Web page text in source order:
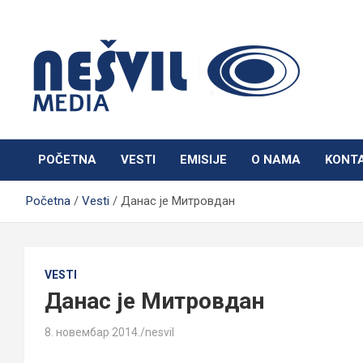
Nešvil Media Bogatić
POČETNA VESTI EMISIJE O NAMA
Početna Vesti Данас је Митровдан
VESTI
Данас је Митровдан
8. новембар 2014. nesvil